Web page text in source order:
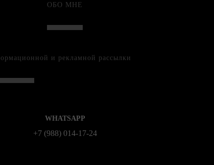
ОБО МНЕ
и рекламной рассылки
WHATSAPP
+7 (988) 014‑17‑24